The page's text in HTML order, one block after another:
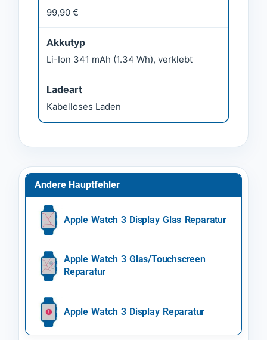
99,90 €
Akkutyp
Li-Ion 341 mAh (1.34 Wh), verklebt
Ladeart
Kabelloses Laden
Andere Hauptfehler
Apple Watch 3 Display Glas Reparatur
Apple Watch 3 Glas/Touchscreen
Reparatur
Apple Watch 3 Display Reparatur